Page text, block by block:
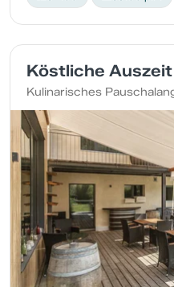
Köstliche Auszeit
Kulinarisches